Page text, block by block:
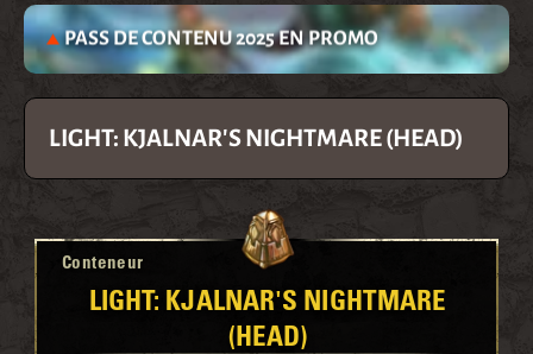
PASS DE CONTENU 2025 EN PROMO
LIGHT: KJALNAR'S NIGHTMARE (HEAD)
Conteneur
LIGHT: KJALNAR'S NIGHTMARE
(HEAD)